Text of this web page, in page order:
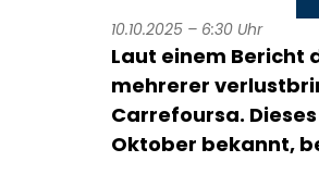
10.10.2025 – 6:30 Uhr
Laut einem Bericht
mehrerer
Carrefoursa.
Oktober bekannt,